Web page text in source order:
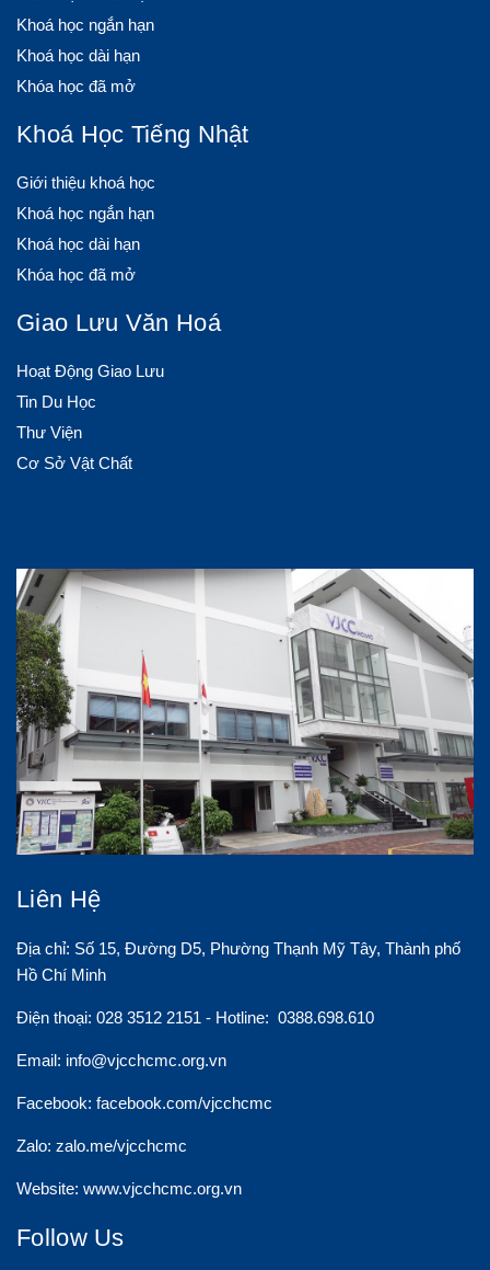
Khoá học ngắn hạn
Khoá học dài hạn
Khóa học đã mở
Khoá Học Tiếng Nhật
Giới thiệu khoá học
Khoá học ngắn hạn
Khoá học dài hạn
Khóa học đã mở
Giao Lưu Văn Hoá
Hoạt Động Giao Lưu
Tin Du Học
Thư Viện
Cơ Sở Vật Chất
Liên Hệ
Địa chỉ: Số 15, Đường D5, Phường Thạnh Mỹ Tây, Thành phố
Hồ Chí Minh
Điện thoại: 028 3512 2151 - Hotline: 0388.698.610
Email: info@vjcchcmc.org.vn
Facebook: facebook.com/vjcchcmc
Zalo: zalo.me/vjcchcmc
Website: www.vjcchcmc.org.vn
Follow Us